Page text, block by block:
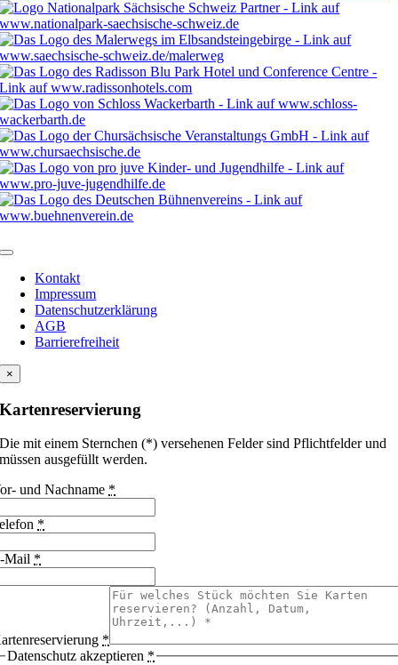
Kontakt
Impressum
Datenschutzerklärung
AGB
Barrierefreiheit
×
Kartenreservierung
Die mit einem Sternchen (*) versehenen Felder sind Pflichtfelder und
müssen ausgefüllt werden.
und Nachname *
*
Mail *
*
Datenschutz akzeptieren *